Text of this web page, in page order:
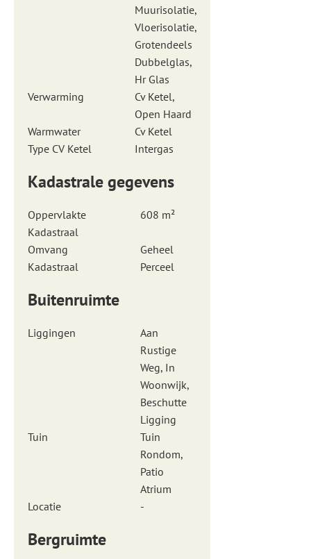
Muurisolatie,
Vloerisolatie,
Grotendeels
Dubbelglas,
Hr Glas
Verwarming
Cv Ketel,
Open Haard
Warmwater
Cv Ketel
Type CV Ketel
Intergas
Kadastrale gegevens
Oppervlakte
Kadastraal
608 m²
Omvang
Kadastraal
Geheel
Perceel
Buitenruimte
Liggingen
Aan
Rustige
Weg, In
Woonwijk,
Beschutte
Ligging
Tuin
Tuin
Rondom,
Patio
Atrium
Locatie
-
Bergruimte